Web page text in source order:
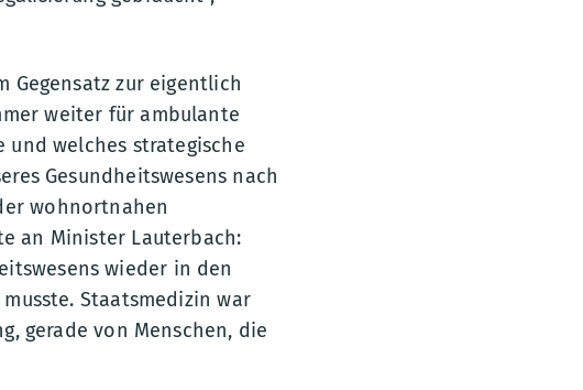
Gegensatz zur eigentlich
weiter für ambulante
und welches strategische
Gesundheitswesens nach
wohnortnahen
an Minister Lauterbach:
wieder in den
Staatsmedizin war
gerade von Menschen, die